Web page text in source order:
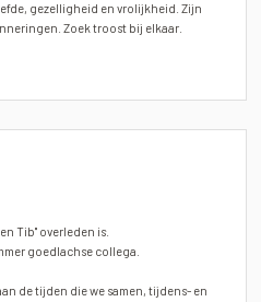
gezelligheid en vrolijkheid. Zijn
Zoek troost bij elkaar.
Tib" overleden is.
goedlachse collega.
de tijden die we samen, tijdens- en